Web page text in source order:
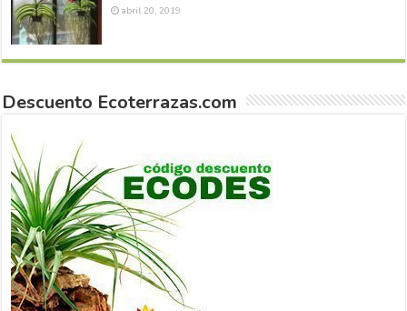
abril 20, 2019
Descuento Ecoterrazas.com